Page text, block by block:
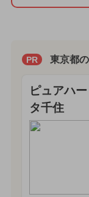
PR 東京都
ピュアハ
タ千住